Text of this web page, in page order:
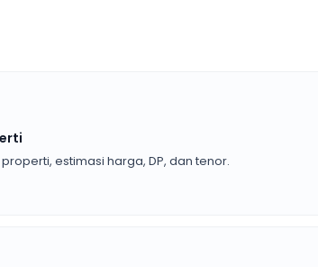
estimasi harga, DP, dan tenor.